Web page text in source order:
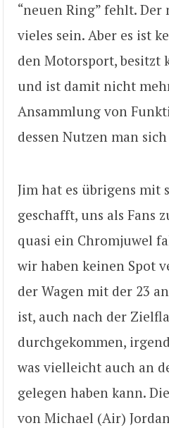
“neuen Ring” fehlt. Der
vieles sein. Aber es ist
den Motorsport,
und ist damit nicht
Ansammlung von
dessen Nutzen man
Jim hat es übrigens mit
geschafft, uns als Fans
quasi ein Chromjuwel
wir haben keinen Spot
der Wagen mit der 23
ist, auch nach der
durchgekommen,
was vielleicht auch an
gelegen haben kann.
von Michael (Air)